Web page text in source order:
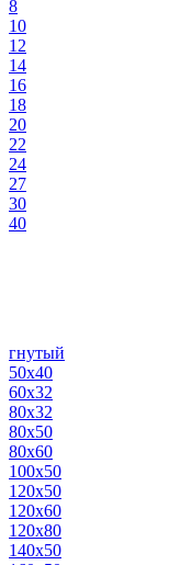
8
10
12
14
16
18
20
22
24
27
30
40
гнутый
50х40
60х32
80х32
80х50
80х60
100х50
120х50
120х60
120х80
140х50